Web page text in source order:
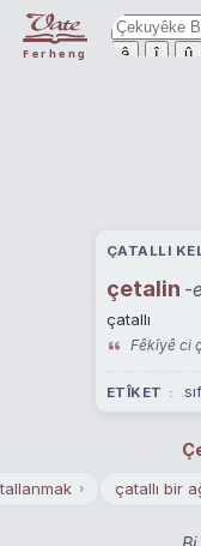
Ferheng ê î û
ÇATALLI
çetalin -e
çatallı
Fêkîyê ci
ETÎKET
›